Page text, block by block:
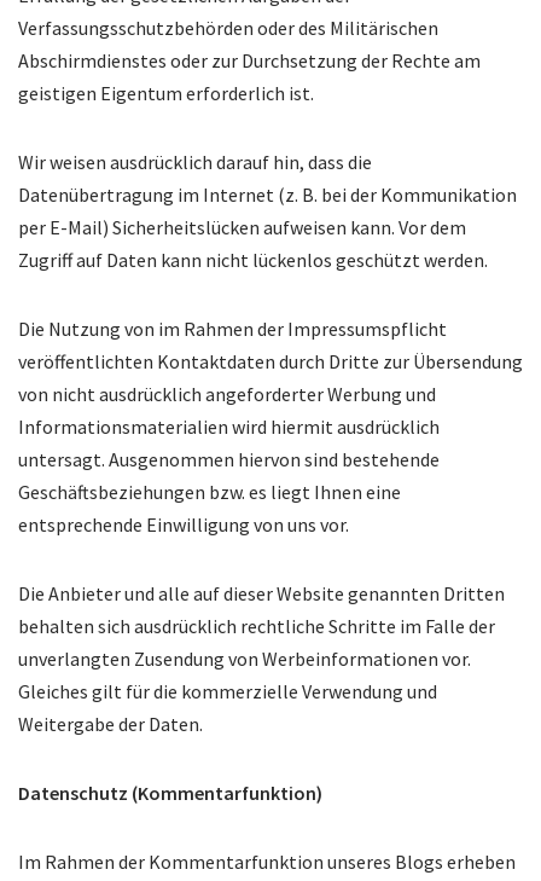
Verfassungsschutzbehörden oder des Militärischen
Abschirmdienstes oder zur Durchsetzung der Rechte am
geistigen Eigentum erforderlich ist.
Wir weisen ausdrücklich darauf hin, dass die
Datenübertragung im Internet (z. B. bei der Kommunikation
per E-Mail) Sicherheitslücken aufweisen kann. Vor dem
Zugriff auf Daten kann nicht lückenlos geschützt werden.
Die Nutzung von im Rahmen der Impressumspflicht
veröffentlichten Kontaktdaten durch Dritte zur Übersendung
von nicht ausdrücklich angeforderter Werbung und
Informationsmaterialien wird hiermit ausdrücklich
untersagt. Ausgenommen hiervon sind bestehende
Geschäftsbeziehungen bzw. es liegt Ihnen eine
entsprechende Einwilligung von uns vor.
Die Anbieter und alle auf dieser Website genannten Dritten
behalten sich ausdrücklich rechtliche Schritte im Falle der
unverlangten Zusendung von Werbeinformationen vor.
Gleiches gilt für die kommerzielle Verwendung und
Weitergabe der Daten.
Datenschutz (Kommentarfunktion)
Im Rahmen der Kommentarfunktion unseres Blogs erheben